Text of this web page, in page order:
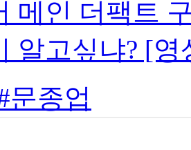
메인 더팩트
알고싶냐? [
문종업